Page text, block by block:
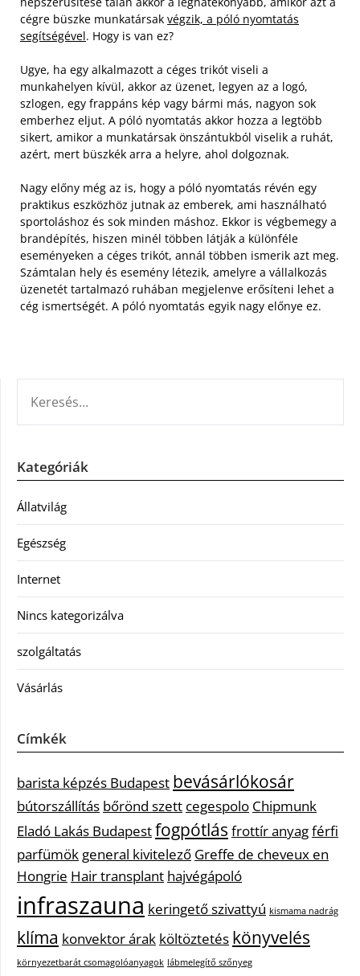
cégre büszke munkatársak végzik, a póló nyomtatás
segítségével. Hogy is van ez?
Ugye, ha egy alkalmazott a céges trikót viseli a
munkahelyen kívül, akkor az üzenet, legyen az a logó,
szlogen, egy frappáns kép vagy bármi más, nagyon sok
emberhez eljut. A póló nyomtatás akkor hozza a legtöbb
sikert, amikor a munkatársak önszántukból viselik a ruhát,
azért, mert büszkék arra a helyre, ahol dolgoznak.
Nagy előny még az is, hogy a póló nyomtatás révén egy
praktikus eszközhöz jutnak az emberek, ami használható
sportoláshoz és sok minden máshoz. Ekkor is végbemegy a
brandépítés, hiszen minél többen látják a különféle
eseményeken a céges trikót, annál többen ismerik azt meg.
Számtalan hely és esemény létezik, amelyre a vállalkozás
üzenetét tartalmazó ruhában megjelenve erősíteni lehet a
cég ismertségét. A póló nyomtatás egyik nagy előnye ez.
Kategóriák
Állatvilág
Egészség
Internet
Nincs kategorizálva
szolgáltatás
Vásárlás
Címkék
barista képzés Budapest bevásárlókosár
bútorszállítás bőrönd szett cegespolo Chipmunk
Eladó Lakás Budapestfogpótlás frottír anyagférfi
parfümök general kivitelező Greffe de cheveux en
Hongrie Hair transplant hajvégápoló
infraszauna keringető szivattyú kismama nadrág
klíma konvektor árak költöztetés könyvelés
környezetbarát csomagolóanyagok lábmelegítő szőnyeg